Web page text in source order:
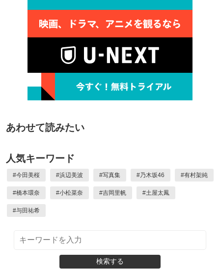
あわせて読みたい
人気キーワード
#今田美桜 #浜辺美波 #写真集 #乃木坂46 #有村架純
#橋本環奈 #小松菜奈 #吉岡里帆 #土屋太鳳
#与田祐希
検索する